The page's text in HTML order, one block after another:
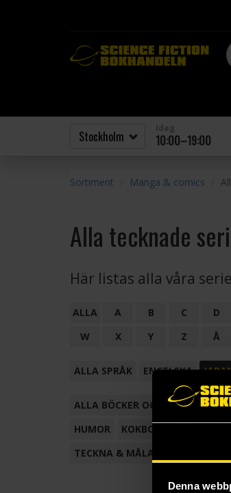
Denna
10:00–19:00
Sortiment Manga & comics
Alla tecknade
Här listas alla våra
ALLA A B C D
W
X Y Z Å
ALLA SPRÅK ENGELSKA
ALLA BÖCKER OCH TECKNADE
HUMOR
KOKBOK
TECKNA & MÅLA